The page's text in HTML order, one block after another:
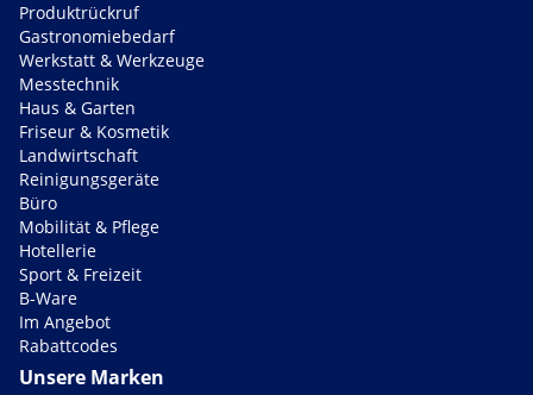
Produktrückruf
Gastronomiebedarf
Werkstatt & Werkzeuge
Messtechnik
Haus & Garten
Friseur & Kosmetik
Landwirtschaft
Reinigungsgeräte
Büro
Mobilität & Pflege
Hotellerie
Sport & Freizeit
B-Ware
Im Angebot
Rabattcodes
Unsere Marken